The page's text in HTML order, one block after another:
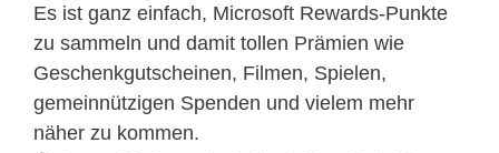
Es ist ganz einfach, Microsoft Rewards-Punkte
zu sammeln und damit tollen Prämien wie
Geschenkgutscheinen, Filmen, Spielen,
gemeinnützigen Spenden und vielem mehr
näher zu kommen.